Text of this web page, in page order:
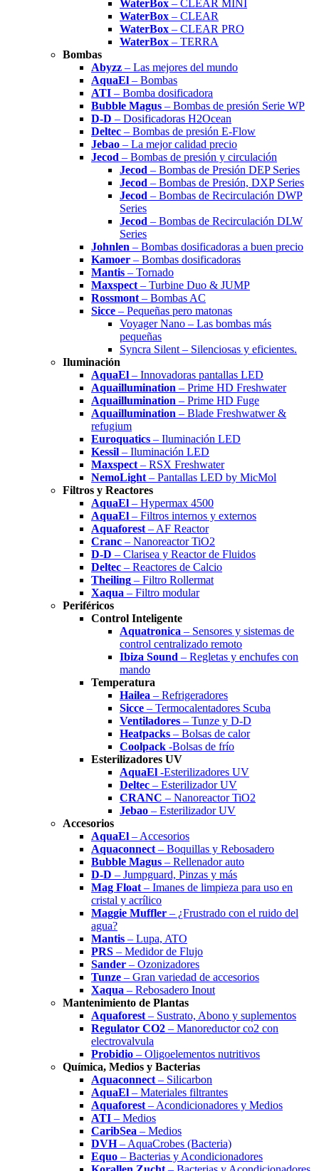
WaterBox – CLEAR MINI
WaterBox – CLEAR
WaterBox – CLEAR PRO
WaterBox – TERRA
Bombas
Abyzz – Las mejores del mundo
AquaEl – Bombas
ATI – Bomba dosificadora
Bubble Magus – Bombas de presión Serie WP
D-D – Dosificadoras H2Ocean
Deltec – Bombas de presión E-Flow
Jebao – La mejor calidad precio
Jecod – Bombas de presión y circulación
Jecod – Bombas de Presión DEP Series
Jecod – Bombas de Presión, DXP Series
Jecod – Bombas de Recirculación DWP
Series
Jecod – Bombas de Recirculación DLW
Series
Johnlen – Bombas dosificadoras a buen precio
Kamoer – Bombas dosificadoras
Mantis – Tornado
Maxspect – Turbine Duo & JUMP
Rossmont – Bombas AC
Sicce – Pequeñas pero matonas
Voyager Nano – Las bombas más
pequeñas
Syncra Silent – Silenciosas y eficientes.
Iluminación
AquaEl – Innovadoras pantallas LED
Aquaillumination – Prime HD Freshwater
Aquaillumination – Prime HD Fuge
Aquaillumination – Blade Freshwatwer &
refugium
Euroquatics – Iluminación LED
Kessil – Iluminación LED
Maxspect – RSX Freshwater
NemoLight – Pantallas LED by MicMol
Filtros y Reactores
AquaEl – Hypermax 4500
AquaEl – Filtros internos y externos
Aquaforest – AF Reactor
Cranc – Nanoreactor TiO2
D-D – Clarisea y Reactor de Fluidos
Deltec – Reactores de Calcio
Theiling – Filtro Rollermat
Xaqua – Filtro modular
Periféricos
Control Inteligente
Aquatronica – Sensores y sistemas de
control centralizado remoto
Ibiza Sound – Regletas y enchufes con
mando
Temperatura
Hailea – Refrigeradores
Sicce – Termocalentadores Scuba
Ventiladores – Tunze y D-D
Heatpacks – Bolsas de calor
Coolpack -Bolsas de frío
Esterilizadores UV
AquaEl -Esterilizadores UV
Deltec – Esterilizador UV
CRANC – Nanoreactor TiO2
Jebao – Esterilizador UV
Accesorios
AquaEl – Accesorios
Aquaconnect – Boquillas y Rebosadero
Bubble Magus – Rellenador auto
D-D – Jumpguard, Pinzas y más
Mag Float – Imanes de limpieza para uso en
cristal y acrílico
Maggie Muffler – ¿Frustrado con el ruido del
agua?
Mantis – Lupa, ATO
PRS – Medidor de Flujo
Sander – Ozonizadores
Tunze – Gran variedad de accesorios
Xaqua – Rebosadero Inout
Mantenimiento de Plantas
Aquaforest – Sustrato, Abono y suplementos
Regulator CO2 – Manoreductor co2 con
electrovalvula
Probidio – Oligoelementos nutritivos
Química, Medios y Bacterias
Aquaconnect – Silicarbon
AquaEl – Materiales filtrantes
Aquaforest – Acondicionadores y Medios
ATI – Medios
CaribSea – Medios
DVH– AquaCrobes (Bacteria)
Equo – Bacterias y Acondicionadores